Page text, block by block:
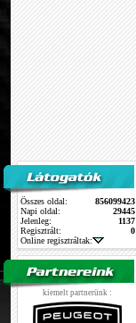
Összes oldal:
856099423
Napi oldal:
29445
Jelenleg:
1137
Regisztrált:
0
Online regisztráltak:
kiemelt partnerünk :